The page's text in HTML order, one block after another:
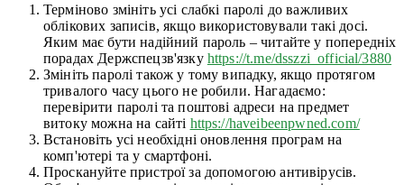
Терміново змініть усі слабкі паролі до важливих
облікових записів, якщо використовували такі досі.
Яким має бути надійний пароль – читайте у попередніх
порадах Держспецзв'язку https://t.me/dsszzi_official/3880
Змініть паролі також у тому випадку, якщо протягом
тривалого часу цього не робили. Нагадаємо:
перевірити паролі та поштові адреси на предмет
витоку можна на сайті https://haveibeenpwned.com/
Встановіть усі необхідні оновлення програм на
комп'ютері та у смартфоні.
Проскануйте пристрої за допомогою антивірусів.